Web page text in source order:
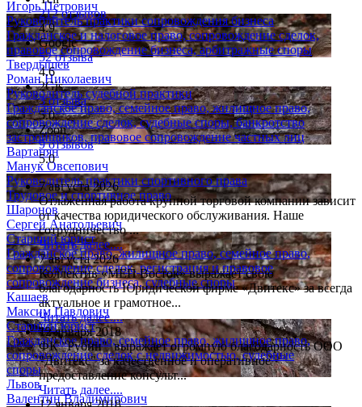
Игорь Петрович
Руководитель практики сопровождения бизнеса
Гражданское и налоговое право, сопровождение сделок,
правовое сопровождение бизнеса, арбитражные споры
Твердышев
Роман Николаевич
Руководитель судебной практики
Гражданское право, семейное право, жилищное право,
сопровождение сделок, судебные споры, банкротство
застройщиков, правовое сопровождение частных лиц
Вартанян
Манук Овсепович
Руководитель практики спортивного права
Трудовое и спортивное право
Шаронов
Сергей Анатольевич
Старший юрист
Гражданское право, жилищное право, семейное право,
сопровождение сделок, регистрация и правовое
сопровождение бизнеса, судебные споры
Кашаев
Максим Павлович
Старший юрист
Гражданское право, семейное право, жилищное право,
сопровождение сделок с недвижимостью, судебные
споры
Львов
Валентин Владимирович
212 отзывов
4.9
Google
52 отзыва
4.6
2Gis
3 отзыва
5.0
Zoon
9 отзывов
5.0
7 августа 2026
Отлаженная работа крупной торговой компании зависит
от качества юридического обслуживания. Наше
сотрудничество ...
Читать далее....
7 августа 2026
Коллектив «МЕП Восток» выражает свою
благодарность Юридической фирме «Двитекс» за всегда
актуальное и грамотное...
Читать далее....
12 января 2018
ФК "Рубин" выражает огромную благодарность ООО
"Двитекс" за качественное и оперативное
предоставление консульт...
Читать далее....
12 января 2018